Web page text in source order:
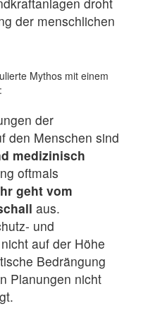
der menschlichen
Mythos mit einem
der
den Menschen sind
medizinisch
oftmals
geht vom
aus.
und
auf der Höhe
Bedrängung
Planungen nicht